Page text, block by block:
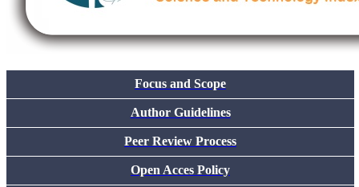
Focus and Scope
Author Guidelines
Peer Review Process
Open Acces Policy